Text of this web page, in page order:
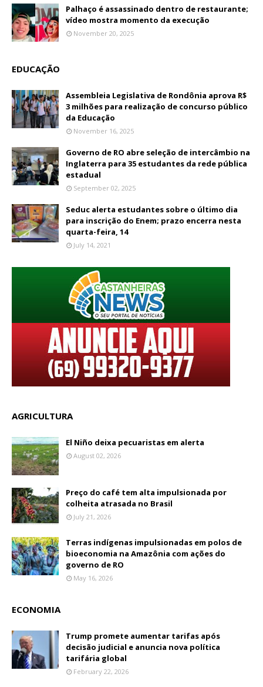
Palhaço é assassinado dentro de restaurante;
vídeo mostra momento da execução
November 20, 2025
EDUCAÇÃO
Assembleia Legislativa de Rondônia aprova R$
3 milhões para realização de concurso público
da Educação
November 16, 2025
Governo de RO abre seleção de intercâmbio na
Inglaterra para 35 estudantes da rede pública
estadual
September 02, 2025
Seduc alerta estudantes sobre o último dia
para inscrição do Enem; prazo encerra nesta
quarta-feira, 14
July 14, 2021
AGRICULTURA
El Niño deixa pecuaristas em alerta
August 02, 2026
Preço do café tem alta impulsionada por
colheita atrasada no Brasil
July 21, 2026
Terras indígenas impulsionadas em polos de
bioeconomia na Amazônia com ações do
governo de RO
May 16, 2026
ECONOMIA
Trump promete aumentar tarifas após
decisão judicial e anuncia nova política
tarifária global
February 22, 2026